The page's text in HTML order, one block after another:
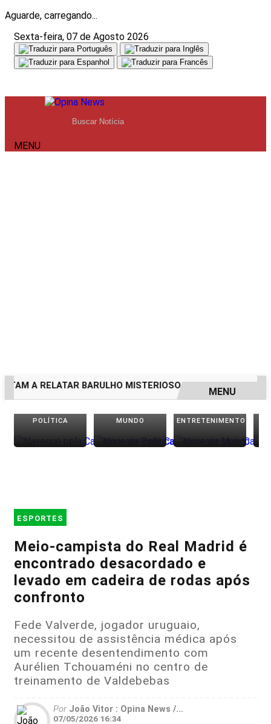
Aguarde, carregando...
Sexta-feira, 07 de Agosto 2026
MENU
RELATAR BARULHO MISTERIOSO VINDO DO MAR MULHER
EM ALTA
MENU
POLÍTICA MUNDO ENTRETENIMENTO
ESPORTES
Meio-campista do Real Madrid é
encontrado desacordado e
levado em cadeira de rodas após
confronto
Fede Valverde, jogador uruguaio,
necessitou de assistência médica após
um recente desentendimento com
Aurélien Tchouaméni no centro de
treinamento de Valdebebas
Por João Vitor : Opina News /...
07/05/2026 16:34